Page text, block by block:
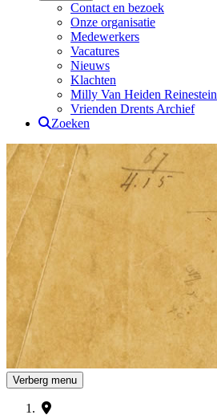
Contact en bezoek
Onze organisatie
Medewerkers
Vacatures
Nieuws
Klachten
Milly Van Heiden Reinestein
Vrienden Drents Archief
Zoeken
Drents Archief
Verberg menu